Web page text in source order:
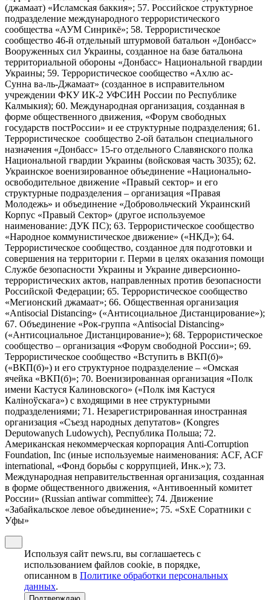
(джамаат) «Исламская баккия»; 57. Российское структурное
подразделение международного террористического
сообщества «АУМ Синрикё»; 58. Террористическое
сообщество 46-й отдельный штурмовой батальон «Донбасс»
Вооруженных сил Украины, созданное на базе батальона
территориальной обороны «Донбасс» Национальной гвардии
Украины; 59. Террористическое сообщество «Ахлю ас-
Сунна ва-ль-Джамаат» (созданное в исправительном
учреждении ФКУ ИК-2 УФСИН России по Республике
Калмыкия); 60. Международная организация, созданная в
форме общественного движения, «Форум свободных
государств постРоссии» и ее структурные подразделения; 61.
Террористическое сообщество 2-ой батальон специального
назначения «Донбасс» 15-го отдельного Славянского полка
Национальной гвардии Украины (войсковая часть 3035); 62.
Украинское военизированное объединение «Национально-
освободительное движение «Правый сектор» и его
структурные подразделения – организация «Правая
Молодежь» и объединение «Добровольческий Украинский
Корпус «Правый Сектор» (другое используемое
наименование: ДУК ПС); 63. Террористическое сообщество
«Народное коммунистическое движение» («НКД»); 64.
Террористическое сообщество, созданное для подготовки и
совершения на территории г. Перми в целях оказания помощи
Службе безопасности Украины и Украине диверсионно-
террористических актов, направленных против безопасности
Российской Федерации; 65. Террористическое сообщество
«Мегионский джамаат»; 66. Общественная организация
«Antisocial Distancing» («Антисоциальное Дистанцирование»);
67. Объединение «Рок-группа «Antisocial Distancing»
(«Антисоциальное Дистанцирование»); 68. Террористическое
сообщество – организация «Форум свободной России»; 69.
Террористическое сообщество «Вступить в ВКП(б)»
(«ВКП(б)») и его структурное подразделение – «Омская
ячейка «ВКП(б)»; 70. Военизированная организация «Полк
имени Кастуся Калиновского» («Полк iмя Кастуся
Калiноўскага») с входящими в нее структурными
подразделениями; 71. Незарегистрированная иностранная
организация «Съезд народных депутатов» (Kongres
Deputowanych Ludowych), Республика Польша; 72.
Американская некоммерческая корпорация Anti-Corruption
Foundation, Inc (иные используемые наименования: ACF, ACF
international, «Фонд борьбы с коррупцией, Инк.»); 73.
Международная неправительственная организация, созданная
в форме общественного движения, «Антивоенный комитет
России» (Russian antiwar committee); 74. Движение
«Забайкальское левое объединение»; 75. «SxE Соратники с
Уфы»
Используя сайт news.ru, вы соглашаетесь с
использованием файлов cookie, в порядке,
описанном в Политике обработки персональных
данных.